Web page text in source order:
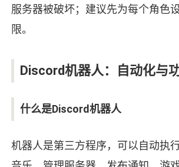
服务器被破坏；建议先为每个角色
限。
Discord机器人：自动化与
什么是Discord机器人
机器人是第三方程序，可以自动执